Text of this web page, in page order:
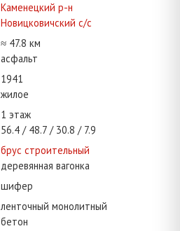
Каменецкий р-н
Новицковичский с/с
≈ 47.8 км
асфальт
1941
жилое
1 этаж
56.4 48.7 30.8
7.9
брус строительный
деревянная вагонка
шифер
ленточный монолитный
бетон